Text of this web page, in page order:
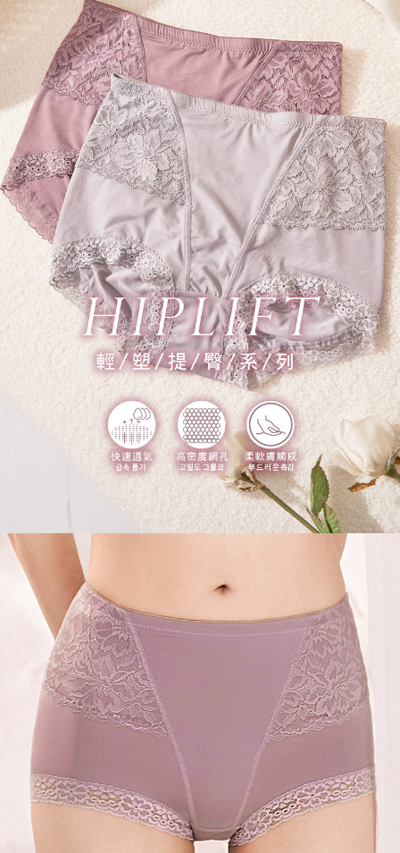
2.付款方式選擇「大哥付你分期」，訂單成立後會自動跳轉到大哥付的交易
流程，驗證手機門號後，選擇欲分期的期數、繳款截止日，確認付款後即完
成交易。
3.實際核准額度、可分期數及費用金額請依後續交易確認頁面所載為準。
4.訂單成立30分鐘內，如未前往確認交易或遇審核未通過，訂單將自動取
消。如遇「轉專審核」未通過狀況，表示未達大哥付你分期系統評分，恕無
法說明評估內容。
【繳款方式說明】
1.分期款項不併入電信帳單，「大哥付你分期」於每月結算日後寄送繳費提
醒簡訊。
2.透過簡訊連結打開帳單後，可選擇「超商條碼／台灣大直營門市／銀行轉
帳／街口支付／iPASS MONEY」等通路繳費。
【注意事項】
1.本服務係由「台灣大哥大股份有限公司」（以下簡稱本公司）所提供，讓
用戶於交易時，得透過本服務購買商品或服務，並由商店將買賣／分期付款
買賣價金債權讓與本公司後，依約使用本公司帳單繳交帳款。
2.基於同意付款使用「大哥付你分期」之契約關係目的，商店將以您的個人
資料（包含姓名、電話或地址）提供予台灣大哥大進項蒐集、處理及利用，
由本公司與您本人進行分期帳單所需資料之確認、核對及更正。
3.完整用戶服務條款，請詳閱以下連結：https://oppay.tw/userRule
運送方式
全家取貨付款
每筆NT$100，滿NT$1,200(含以上)免運費
付款後全家取貨
每筆NT$100，滿NT$999(含以上)免運費
7-11取貨付款
每筆NT$100，滿NT$1,200(含以上)免運費
付款後7-11取貨
每筆NT$100，滿NT$999(含以上)免運費
宅配
每筆NT$100，滿NT$1,000(含以上)免運費
離島宅配
每筆NT$220，滿NT$2,000(含以上)免運費
貨到付款
每筆NT$150，滿NT$1,200(含以上)免運費
查看運費